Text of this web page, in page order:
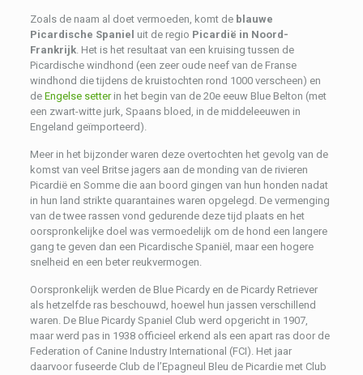
Zoals de naam al doet vermoeden, komt de blauwe
Picardische Spaniel uit de regio Picardië in Noord-
Frankrijk. Het is het resultaat van een kruising tussen de
Picardische windhond (een zeer oude neef van de Franse
windhond die tijdens de kruistochten rond 1000 verscheen) en
de Engelse setterin het begin van de 20e eeuw Blue Belton (met
een zwart-witte jurk, Spaans bloed, in de middeleeuwen in
Engeland geïmporteerd).
Meer in het bijzonder waren deze overtochten het gevolg van de
komst van veel Britse jagers aan de monding van de rivieren
Picardië en Somme die aan boord gingen van hun honden nadat
in hun land strikte quarantaines waren opgelegd. De vermenging
van de twee rassen vond gedurende deze tijd plaats en het
oorspronkelijke doel was vermoedelijk om de hond een langere
gang te geven dan een Picardische Spaniël, maar een hogere
snelheid en een beter reukvermogen.
Oorspronkelijk werden de Blue Picardy en de Picardy Retriever
als hetzelfde ras beschouwd, hoewel hun jassen verschillend
waren. De Blue Picardy Spaniel Club werd opgericht in 1907,
maar werd pas in 1938 officieel erkend als een apart ras door de
Federation of Canine Industry International (FCI). Het jaar
daarvoor fuseerde Club de l’Epagneul Bleu de Picardie met Club